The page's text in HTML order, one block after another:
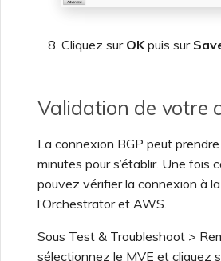
Cliquez sur OKpuis sur
Validation de votre
La connexion BGP peut
minutes pour s’établir. Une fois
pouvez vérifier la connexion à
l’Orchestrator et AWS.
Sous Test & Troubleshoot >
sélectionnez le MVE et cliquez